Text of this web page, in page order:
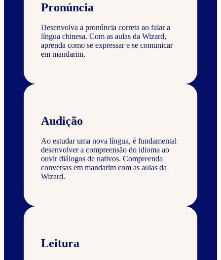
Pronúncia
Desenvolva a pronúncia correta ao falar a
língua chinesa. Com as aulas da Wizard,
aprenda como se expressar e se comunicar
em mandarim.
Audição
Ao estudar uma nova língua, é fundamental
desenvolver a compreensão do idioma ao
ouvir diálogos de nativos. Compreenda
conversas em mandarim com as aulas da
Wizard.
Leitura